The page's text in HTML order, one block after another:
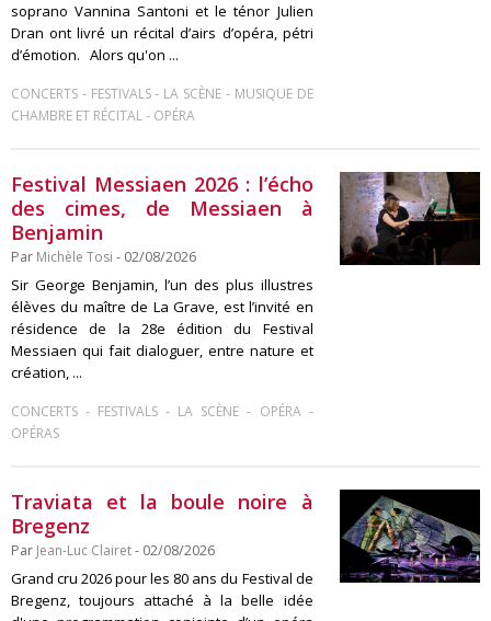
soprano Vannina Santoni et le ténor Julien
Dran ont livré un récital d’airs d’opéra, pétri
d’émotion. Alors qu'on ...
CONCERTS - FESTIVALS- LA SCÈNE - MUSIQUE DE
CHAMBRE ET RÉCITAL- OPÉRA
Festival Messiaen 2026 : l’écho
des cimes, de Messiaen à
Benjamin
Par Michèle Tosi - 02/08/2026
Sir George Benjamin, l’un des plus illustres
élèves du maître de La Grave, est l’invité en
résidence de la 28e édition du Festival
Messiaen qui fait dialoguer, entre nature et
création, ...
CONCERTS - FESTIVALS - LA SCÈNE - OPÉRA-
OPÉRAS
Traviata et la boule noire à
Bregenz
Par Jean-Luc Clairet- 02/08/2026
Grand cru 2026 pour les 80 ans du Festival de
Bregenz, toujours attaché à la belle idée